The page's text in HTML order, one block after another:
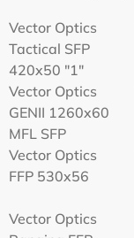
Vector Optics
Tactical SFP
420x50 "1"
Vector Optics
GENII 1260x60
MFL SFP
Vector Optics
FFP 530x56
Vector Optics